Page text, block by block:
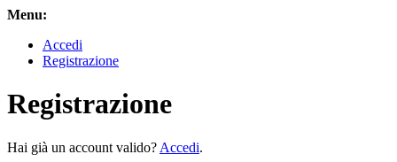
Menu:
Accedi
Registrazione
Registrazione
Hai già un account valido? Accedi.